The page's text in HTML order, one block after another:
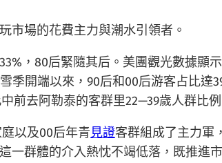
市場的花費主力與潮水引領者。
，80后緊隨其后。美團觀光數據顯
季開端以來，90后和00后游客占比達
前去阿勒泰的客群里22—39歲人群比例
以及00后年青見證客群組成了主力軍
群體的介入熱忱不竭低落，既推進